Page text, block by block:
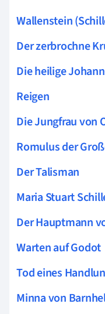
Wallenstein
Der zerbrochne
Die heilige
Reigen
Die Jungfrau von
Romulus der
Der Talisman
Maria Stuart
Der Hauptmann
Warten auf Godot
Tod eines
Minna von